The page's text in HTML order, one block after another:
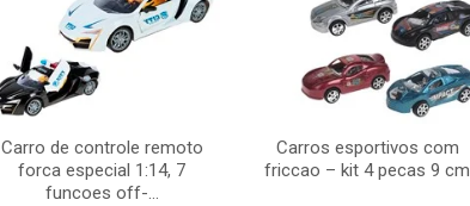
Carro de controle remoto
forca especial 1:14, 7
funcoes off-...
Carros esportivos com
friccao – kit 4 pecas 9 cm